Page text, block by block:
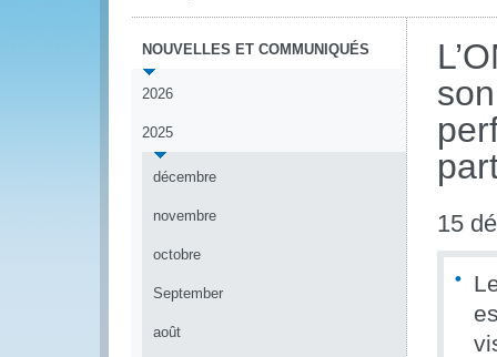
NOUVELLES ET COMMUNIQUÉS
2026
2025
décembre
novembre
octobre
September
août
15